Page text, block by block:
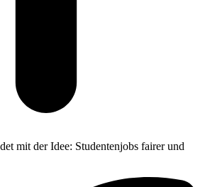
mit der Idee: Studentenjobs fairer und